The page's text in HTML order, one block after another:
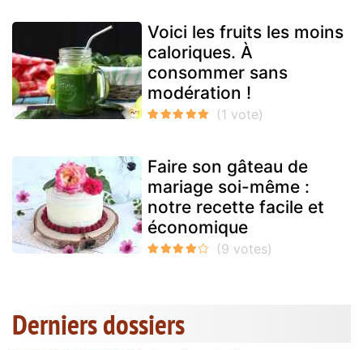
Voici les fruits les moins
caloriques. À
consommer sans
modération !
Faire son gâteau de
mariage soi-même :
notre recette facile et
économique
Derniers dossiers